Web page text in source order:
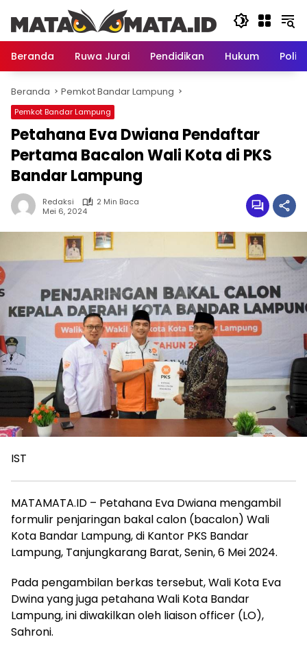
konten
Beranda
Ruwa Jurai Pendidikan Hukum
Beranda Pemkot Bandar Lampung
Pemkot Bandar Lampung
Petahana Eva Dwiana Pendaftar
Pertama Bacalon Wali Kota di PKS
Bandar Lampung
Redaksi
2 Min Baca
Mei 6, 2024
IST
MATAMATA.ID – Petahana Eva Dwiana mengambil
formulir penjaringan bakal calon (bacalon) Wali
Kota Bandar Lampung, di Kantor PKS Bandar
Lampung, Tanjungkarang Barat, Senin, 6 Mei 2024.
Pada pengambilan berkas tersebut, Wali Kota Eva
Dwina yang juga petahana Wali Kota Bandar
Lampung, ini diwakilkan oleh liaison officer (LO),
Sahroni.